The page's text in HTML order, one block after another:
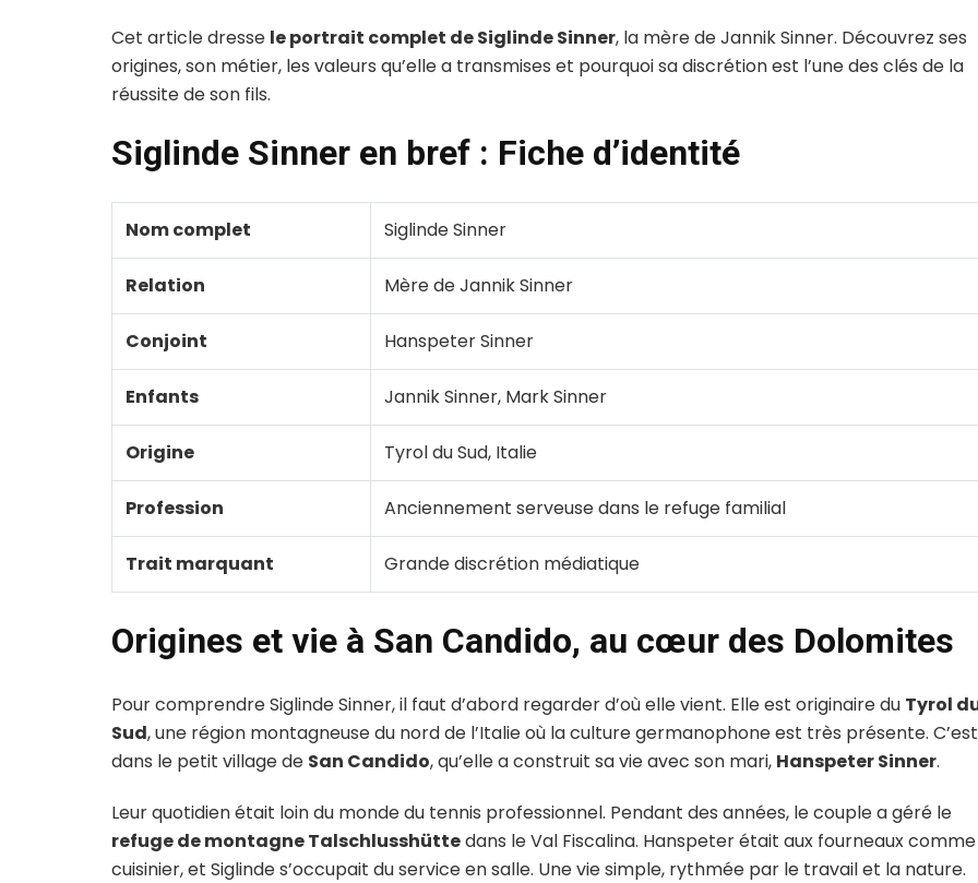
Cet article dresse le portrait complet de Siglinde Sinner, la mère de Jannik Sinner. Découvrez ses
origines, son métier, les valeurs qu’elle a transmises et pourquoi sa discrétion est l’une des clés de la
réussite de son fils.
Siglinde Sinner en bref : Fiche d’identité
Nom complet Siglinde Sinner
Relation Mère de Jannik Sinner
Conjoint Hanspeter Sinner
Enfants Jannik Sinner, Mark Sinner
Origine Tyrol du Sud, Italie
Profession Anciennement serveuse dans le refuge familial
Trait marquant Grande discrétion médiatique
Origines et vie à San Candido, au cœur des Dolomites
Pour comprendre Siglinde Sinner, il faut d’abord regarder d’où elle vient. Elle est originaire du Tyrol
Sud, une région montagneuse du nord de l’Italie où la culture germanophone est très présente.
dans le petit village de San Candido, qu’elle a construit sa vie avec son mari, Hanspeter Sinner.
Leur quotidien était loin du monde du tennis professionnel. Pendant des années, le couple a géré le
refuge de montagne Talschlusshüttedans le Val Fiscalina. Hanspeter était aux fourneaux comme
cuisinier, et Siglinde s’occupait du service en salle. Une vie simple, rythmée par le travail et la nature.